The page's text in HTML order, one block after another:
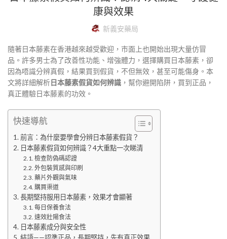
康與效果
新義安藥局
隨著日本藤素在香港越來越受歡迎，市面上也開始出現大量仿冒
品。許多男士為了改善性功能、增強體力，選擇購買日本藤素，卻
因為唔識分辨真假，結果買到假貨，不但無效，甚至可能傷身。本
文將詳細解析日本藤素假貨如何辨識 ，幫你避開陷阱，買到正品，
真正體驗日本藤素的功效。
快速導航
前言：為什麼要學會分辨日本藤素假貨？
日本藤素假貨如何辨識？4大重點一次睇清
檢查防偽碼認證
外包裝質感與印刷
藥片外觀與氣味
購買渠道
長期堅持服用日本藤素，效果才會顯著
每日保養食法
速效壯陽食法
日本藤素成分與安全性